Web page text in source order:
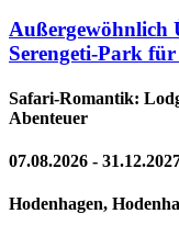
Außergewöhnlich
Serengeti-Park
Safari-Romantik:
Abenteuer
07.08.2026 -
Hodenhagen,